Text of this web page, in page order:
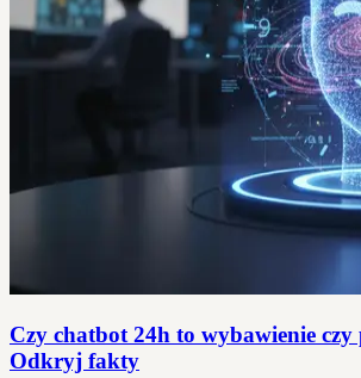
Czy chatbot 24h to wybawienie czy
Odkryj fakty